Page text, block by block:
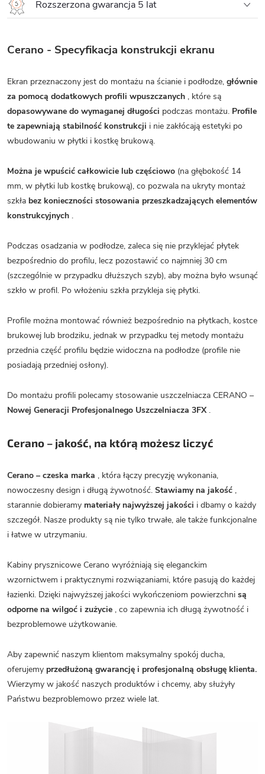
Rozszerzona gwarancja 5 lat
Cerano - Specyfikacja konstrukcji ekranu
Ekran przeznaczony jest do montażu na ścianie i podłodze, głównie
za pomocą dodatkowych profili wpuszczanych , które są
dopasowywane do wymaganej długości podczas montażu. Profile
te zapewniają stabilność konstrukcji i nie zakłócają estetyki po
wbudowaniu w płytki i kostkę brukową.
Można je wpuścić całkowicie lub częściowo (na głębokość 14
mm, w płytki lub kostkę brukową), co pozwala na ukryty montaż
szkła bez konieczności stosowania przeszkadzających elementów
konstrukcyjnych .
Podczas osadzania w podłodze, zaleca się nie przyklejać płytek
bezpośrednio do profilu, lecz pozostawić co najmniej 30 cm
(szczególnie w przypadku dłuższych szyb), aby można było wsunąć
szkło w profil. Po włożeniu szkła przykleja się płytki.
Profile można montować również bezpośrednio na płytkach, kostce
brukowej lub brodziku, jednak w przypadku tej metody montażu
przednia część profilu będzie widoczna na podłodze (profile nie
posiadają przedniej osłony).
Do montażu profili polecamy stosowanie uszczelniacza CERANO –
Nowej Generacji Profesjonalnego Uszczelniacza 3FX.
Cerano – jakość, na którą możesz liczyć
Cerano – czeska marka , która łączy precyzję wykonania,
nowoczesny design i długą żywotność. Stawiamy na jakość ,
starannie dobieramy materiały najwyższej jakości i dbamy o każdy
szczegół. Nasze produkty są nie tylko trwałe, ale także funkcjonalne
i łatwe w utrzymaniu.
Kabiny prysznicowe Cerano wyróżniają się eleganckim
wzornictwem i praktycznymi rozwiązaniami, które pasują do każdej
łazienki. Dzięki najwyższej jakości wykończeniom powierzchni są
odporne na wilgoć i zużycie , co zapewnia ich długą żywotność i
bezproblemowe użytkowanie.
Aby zapewnić naszym klientom maksymalny spokój ducha,
oferujemy przedłużoną gwarancję i profesjonalną obsługę klienta.
Wierzymy w jakość naszych produktów i chcemy, aby służyły
Państwu bezproblemowo przez wiele lat.